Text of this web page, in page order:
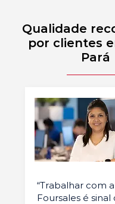
Qualidade
por clientes
Pará
“Trabalhar com a
Foursales é sinal